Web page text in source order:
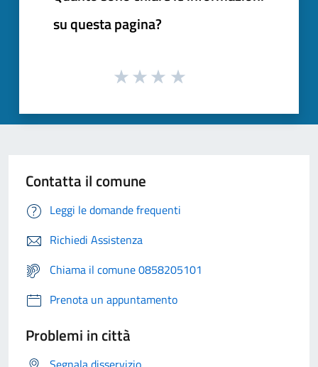
su questa pagina?
Contatta il comune
Leggi le domande frequenti
Richiedi Assistenza
Chiama il comune 0858205101
Prenota un appuntamento
Problemi in città